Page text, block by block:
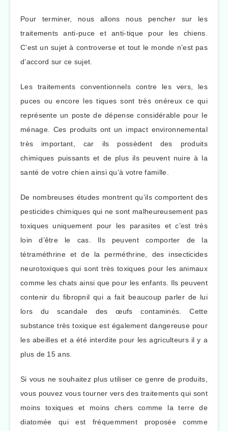
Pour terminer, nous allons nous pencher sur les
traitements anti-puce et anti-tique pour les chiens.
C’est un sujet à controverse et tout le monde n’est pas
d’accord sur ce sujet.
Les traitements conventionnels contre les vers, les
puces ou encore les tiques sont très onéreux ce qui
représente un poste de dépense considérable pour le
ménage. Ces produits ont un impact environnemental
très important, car ils possèdent des produits
chimiques puissants et de plus ils peuvent nuire à la
santé de votre chien ainsi qu’à votre famille.
De nombreuses études montrent qu’ils comportent des
pesticides chimiques qui ne sont malheureusement pas
toxiques uniquement pour les parasites et c’est très
loin d’être le cas. Ils peuvent comporter de la
tétraméthrine et de la perméthrine, des insecticides
neurotoxiques qui sont très toxiques pour les animaux
comme les chats ainsi que pour les enfants. Ils peuvent
contenir du fibropnil qui a fait beaucoup parler de lui
lors du scandale des œufs contaminés. Cette
substance très toxique est également dangereuse pour
les abeilles et a été interdite pour les agriculteurs il y a
plus de 15 ans.
Si vous ne souhaitez plus utiliser ce genre de produits,
vous pouvez vous tourner vers des traitements qui sont
moins toxiques et moins chers comme la terre de
diatomée qui est fréquemment proposée comme